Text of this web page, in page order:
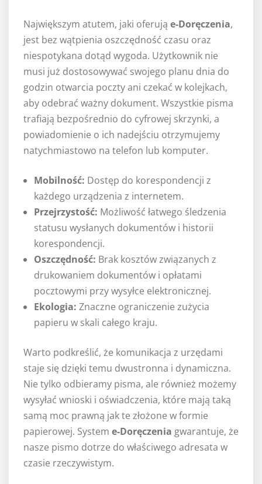
Największym atutem, jaki oferują e-Doręczenia,
jest bez wątpienia oszczędność czasu oraz
niespotykana dotąd wygoda. Użytkownik nie
musi już dostosowywać swojego planu dnia do
godzin otwarcia poczty ani czekać w kolejkach,
aby odebrać ważny dokument. Wszystkie pisma
trafiają bezpośrednio do cyfrowej skrzynki, a
powiadomienie o ich nadejściu otrzymujemy
natychmiastowo na telefon lub komputer.
Mobilność: Dostęp do korespondencji z
każdego urządzenia z internetem.
Przejrzystość: Możliwość łatwego śledzenia
statusu wysłanych dokumentów i historii
korespondencji.
Oszczędność: Brak kosztów związanych z
drukowaniem dokumentów i opłatami
pocztowymi przy wysyłce elektronicznej.
Ekologia: Znaczne ograniczenie zużycia
papieru w skali całego kraju.
Warto podkreślić, że komunikacja z urzędami
staje się dzięki temu dwustronna i dynamiczna.
Nie tylko odbieramy pisma, ale również możemy
wysyłać wnioski i oświadczenia, które mają taką
samą moc prawną jak te złożone w formie
papierowej. System e-Doręczenia gwarantuje, że
nasze pismo dotrze do właściwego adresata w
czasie rzeczywistym.